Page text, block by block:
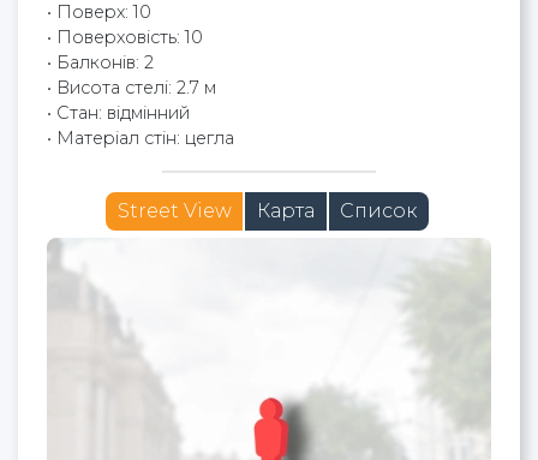
• Поверх: 10
• Поверховість: 10
• Балконів: 2
• Висота стелі: 2.7 м
• Стан: відмінний
• Матеріал стін: цегла
Street View Карта Список